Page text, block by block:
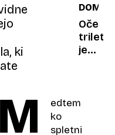
ki
M
edtem
ko
spletni
»lepe
fante«,
ki
Oče
je
v
ob